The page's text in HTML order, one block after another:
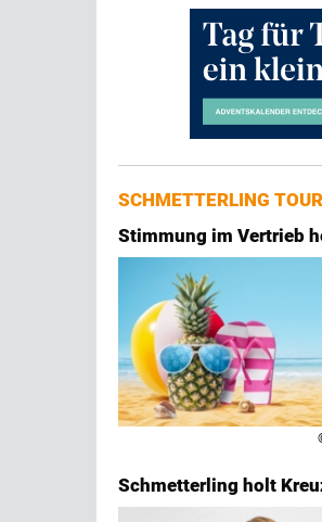
SCHMETTERLING
Stimmung im Vertrieb
Schmetterling holt